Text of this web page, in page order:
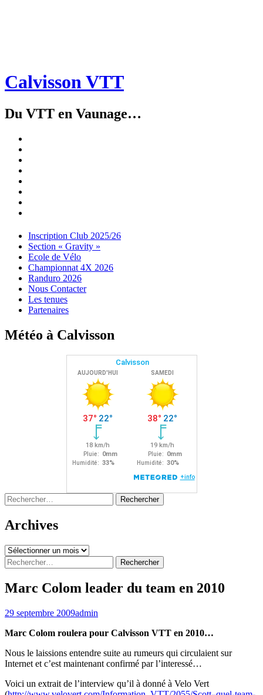
Calvisson VTT
Du VTT en Vaunage…
Menu
Widgets
Recherche
Aller
contenu
Inscription Club 2025/26
Section « Gravity »
Ecole de Vélo
Championnat 4X 2026
Randuro 2026
Nous Contacter
Les tenues
Partenaires
Météo à Calvisson
Rechercher :
Archives
Archives
Rechercher :
Marc Colom leader du team en 2010
29 septembre 2009admin
Marc Colom roulera pour Calvisson VTT en 2010…
Nous le laissions entendre suite au rumeurs qui circulaient sur
Internet et c’est maintenant confirmé par l’interessé…
Voici un extrait de l’interview qu’il à donné à Velo Vert